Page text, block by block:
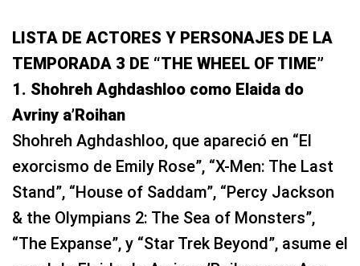
LISTA DE ACTORES Y PERSONAJES DE LA
TEMPORADA 3 DE “THE WHEEL OF TIME”
1. Shohreh Aghdashloo como Elaida do
Avriny a’Roihan
Shohreh Aghdashloo, que apareció en “El
exorcismo de Emily Rose”, “X-Men: The Last
Stand”, “House of Saddam”, “Percy Jackson
& the Olympians 2: The Sea of Monsters”,
“The Expanse”, y “Star Trek Beyond”, asume el